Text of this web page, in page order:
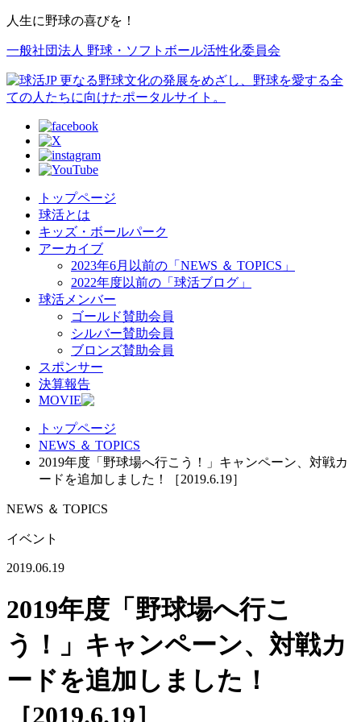
人生に野球の喜びを！
一般社団法人 野球・ソフトボール活性化委員会
トップページ
球活とは
キッズ・ボールパーク
アーカイブ
2023年6月以前の「NEWS ＆ TOPICS」
2022年度以前の「球活ブログ」
球活メンバー
ゴールド賛助会員
シルバー賛助会員
ブロンズ賛助会員
スポンサー
決算報告
MOVIE
トップページ
NEWS ＆ TOPICS
2019年度「野球場へ行こう！」キャンペーン、対戦カ
ードを追加しました！［2019.6.19］
NEWS ＆ TOPICS
イベント
2019.06.19
2019年度「野球場へ行こ
う！」キャンペーン、対戦カ
ードを追加しました！
［2019.6.19］